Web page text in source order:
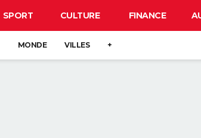
SPORT CULTURE FINANCE
MONDE VILLES +